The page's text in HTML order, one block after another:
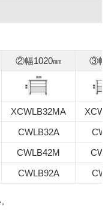
②幅1020㎜
③幅
XCWLB32MA
CWLB32A
CWLB42M
CWLB92A